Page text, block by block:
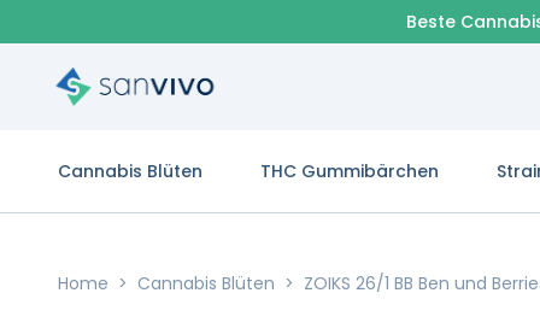
Beste
Cannabis Blüten THC Gummibärchen
Home > Cannabis Blüten > ZOIKS 26/1 BB Ben und